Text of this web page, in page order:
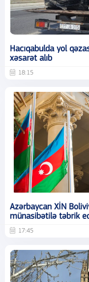
Hacıqabulda yol
xəsarət alıb
18:15
Azərbaycan XİN
münasibətilə təbrik
17:45